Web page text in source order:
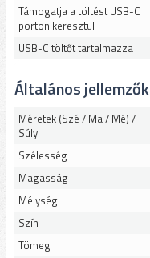
Támogatja a töltést USB-C
porton keresztül
USB-C töltőt tartalmazza
Általános jellemzők
Méretek (Szé / Ma / Mé) /
Súly
Szélesség
Magasság
Mélység
Szín
Tömeg